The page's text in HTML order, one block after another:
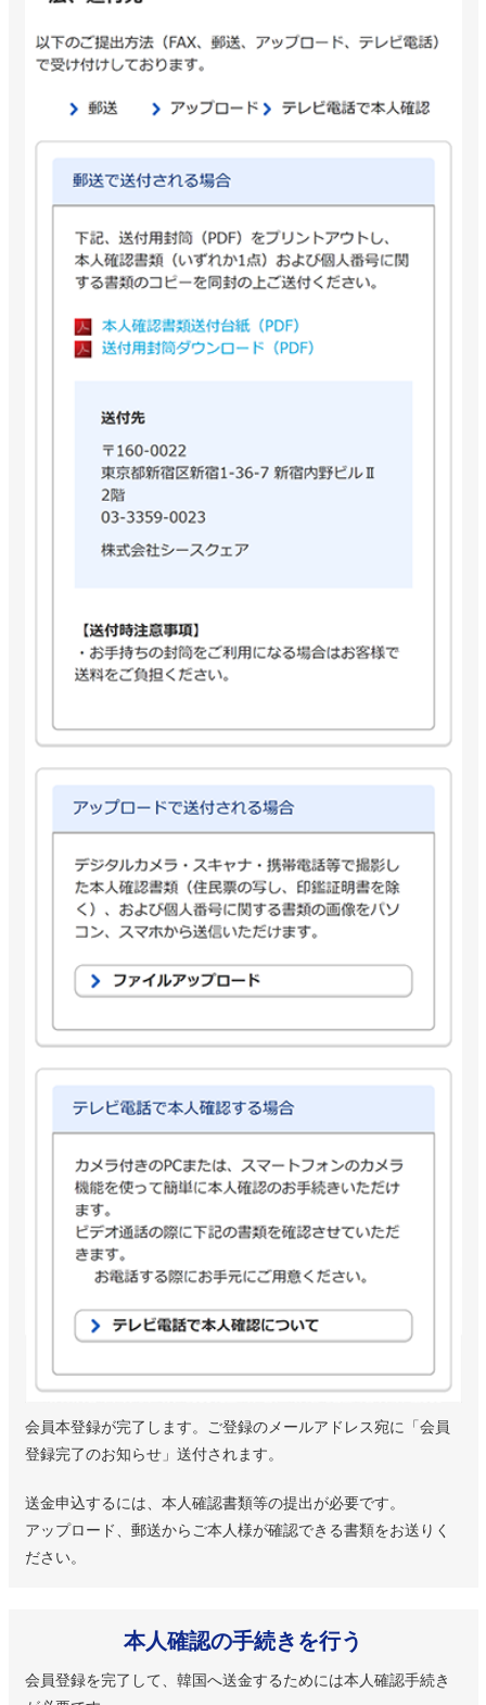
会員本登録が完了します。ご登録のメールアドレス宛に「会員
登録完了のお知らせ」送付されます。
送金申込するには、本人確認書類等の提出が必要です。
アップロード、郵送からご本人様が確認できる書類をお送りく
ださい。
本人確認の手続きを行う
会員登録を完了して、韓国へ送金するためには本人確認手続き